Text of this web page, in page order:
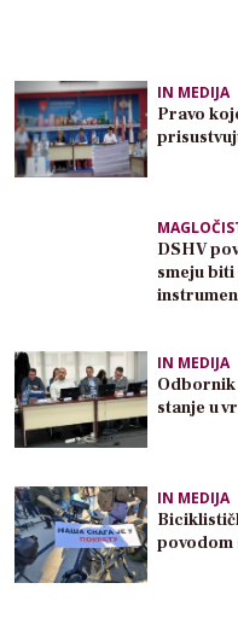
IN MEDIJA
Pravo
DSHV
smeju
IN MEDIJA
Odbornik
stanje u
IN MEDIJA
povodom